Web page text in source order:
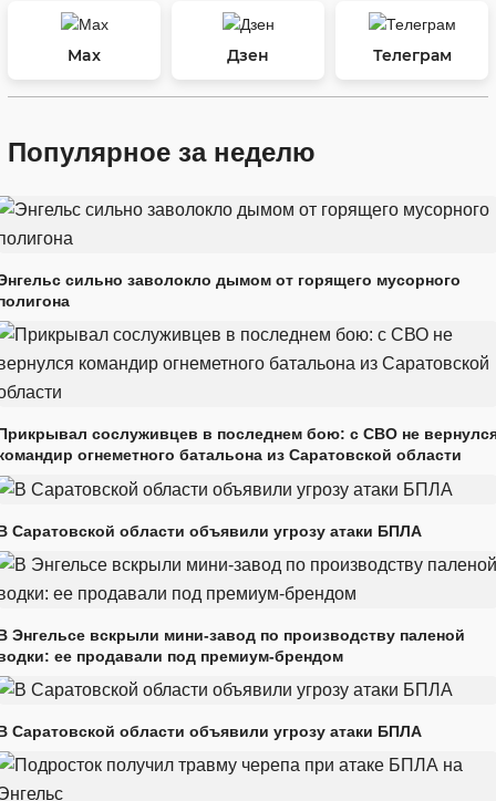
Max Дзен Телеграм
Популярное за неделю
сильно заволокло дымом от горящего мусорного
сослуживцев в последнем бою: с СВО не
огнеметного батальона из Саратовской области
Саратовской области объявили угрозу атаки БПЛА
Энгельсе вскрыли мини-завод по производству паленой
ее продавали под премиум-брендом
Саратовской области объявили угрозу атаки БПЛА